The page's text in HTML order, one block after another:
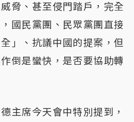
脅、甚至侵門踏戶，完全
國民黨團、民眾黨團直接
」、抗議中國的提案，但
倒是蠻快，是否要協助轉
主席今天會中特別提到，